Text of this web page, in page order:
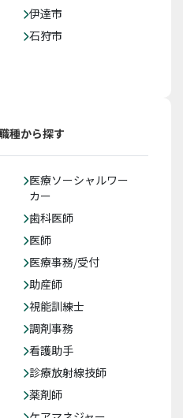
伊達市
石狩市
種から探す
医療ソーシャルワー
カー
歯科医師
医師
医療事務/受付
助産師
視能訓練士
調剤事務
看護助手
診療放射線技師
薬剤師